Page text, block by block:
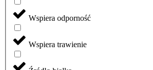
Wspiera odporność
Wspiera trawienie